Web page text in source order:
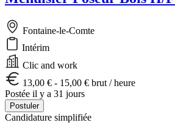
Fontaine-le-Comte
Intérim
Clic and work
13,00 € - 15,00 € brut / heure
Postée il y a 31 jours
Postuler
Candidature simplifiée